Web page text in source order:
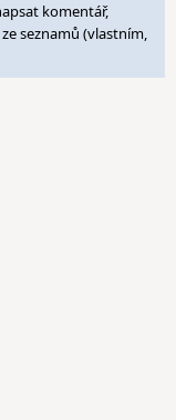
komentář,
seznamů (vlastním,